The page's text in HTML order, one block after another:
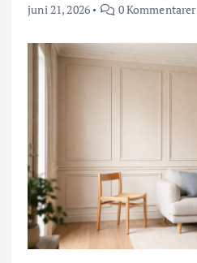
juni 21, 2026
0 Kommentarer